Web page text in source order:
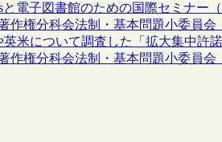
と電子図書館のための国際セミナー（
作権分科会法制・基本問題小委員会
米について調査した「拡大集中許
作権分科会法制・基本問題小委員会